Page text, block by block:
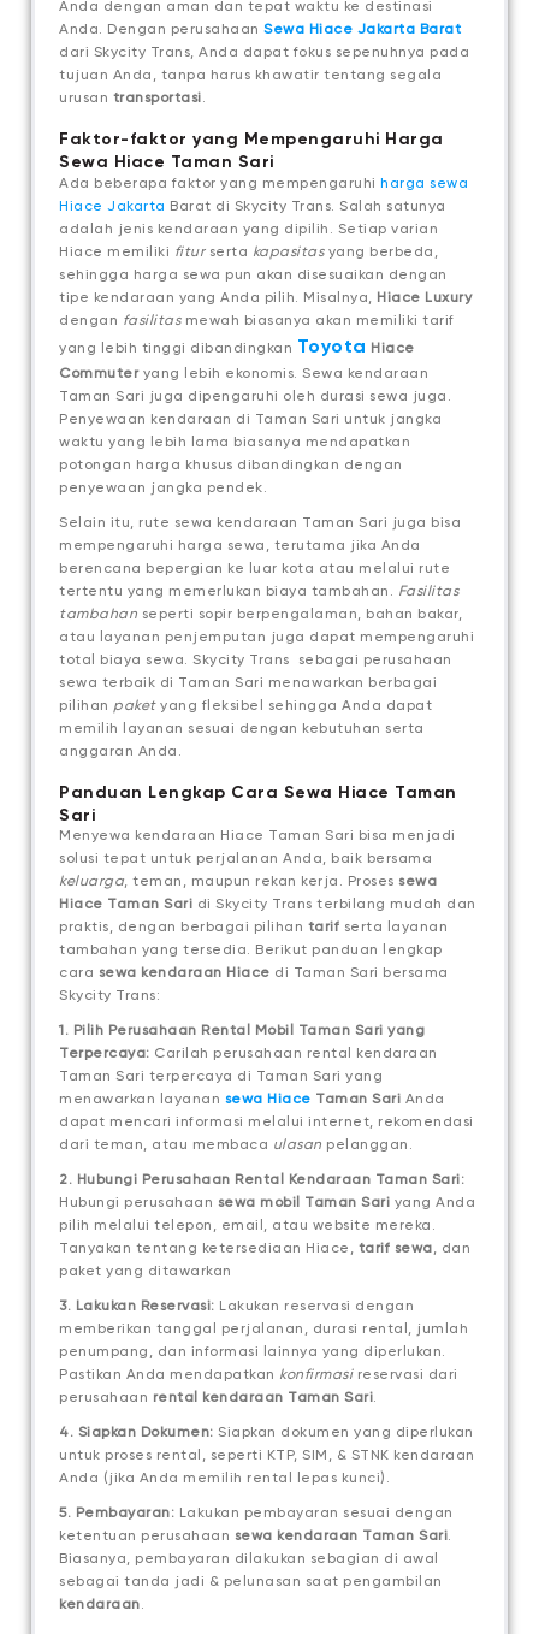
Anda dengan aman dan tepat waktu ke destinasi
Anda. Dengan perusahaanSewa Hiace Jakarta Barat
dari Skycity Trans, Anda dapat fokus sepenuhnya pada
tujuan Anda, tanpa harus khawatir tentang segala
urusan transportasi.
Faktor-faktor yang Mempengaruhi Harga
Sewa Hiace Taman Sari
Ada beberapa faktor yang mempengaruhi harga sewa
Hiace Jakarta Barat di Skycity Trans. Salah satunya
adalah jenis kendaraan yang dipilih. Setiap varian
Hiace memiliki fiturserta kapasitasyang berbeda,
sehingga harga sewa pun akan disesuaikan dengan
tipe kendaraan yang Anda pilih. Misalnya, Hiace Luxury
dengan fasilitasmewah biasanya akan memiliki tarif
yang lebih tinggi dibandingkan Toyota Hiace
Commuteryang lebih ekonomis. Sewa kendaraan
Taman Sari juga dipengaruhi oleh durasi sewa juga.
Penyewaan kendaraan di Taman Sari untuk jangka
waktu yang lebih lama biasanya mendapatkan
potongan harga khusus dibandingkan dengan
penyewaan jangka pendek.
Selain itu, rute sewa kendaraan Taman Sari juga bisa
mempengaruhi harga sewa, terutama jika Anda
berencana bepergian ke luar kota atau melalui rute
tertentu yang memerlukan biaya tambahan. Fasilitas
tambahan seperti sopir berpengalaman, bahan bakar,
atau layanan penjemputan juga dapat mempengaruhi
total biaya sewa. Skycity Trans sebagai perusahaan
sewa terbaik di Taman Sari menawarkan berbagai
pilihan paketyang fleksibel sehingga Anda dapat
memilih layanan sesuai dengan kebutuhan serta
anggaran Anda.
Panduan Lengkap Cara Sewa Hiace Taman
Sari
Menyewa kendaraan Hiace Taman Sari bisa menjadi
solusi tepat untuk perjalanan Anda, baik bersama
keluarga, teman, maupun rekan kerja. Prosessewa
Hiace Taman Sari di Skycity Trans terbilang mudah dan
praktis, dengan berbagai pilihan tarif serta layanan
tambahan yang tersedia. Berikut panduan lengkap
cara sewa kendaraan Hiace di Taman Sari bersama
Skycity Trans:
1. Pilih Perusahaan Rental Mobil Taman Sari yang
Terpercaya: Carilah perusahaan rental kendaraan
Taman Sari terpercaya di Taman Sari yang
menawarkan layanan sewa Hiace Taman Sari Anda
dapat mencari informasi melalui internet, rekomendasi
dari teman, atau membaca ulasan pelanggan.
2. Hubungi Perusahaan Rental Kendaraan Taman Sari:
Hubungi perusahaan sewa mobil Taman Sari yang Anda
pilih melalui telepon, email, atau website mereka.
Tanyakan tentang ketersediaan Hiace, tarif sewa, dan
paket yang ditawarkan
3. Lakukan Reservasi: Lakukan reservasi dengan
memberikan tanggal perjalanan, durasi rental, jumlah
penumpang, dan informasi lainnya yang diperlukan.
Pastikan Anda mendapatkan konfirmasireservasi dari
perusahaan rental kendaraan Taman Sari.
4. Siapkan Dokumen: Siapkan dokumen yang diperlukan
untuk proses rental, seperti KTP, SIM, & STNK kendaraan
Anda (jika Anda memilih rental lepas kunci).
5. Pembayaran: Lakukan pembayaran sesuai dengan
ketentuan perusahaan sewa kendaraan Taman Sari.
Biasanya, pembayaran dilakukan sebagian di awal
sebagai tanda jadi & pelunasan saat pengambilan
kendaraan.